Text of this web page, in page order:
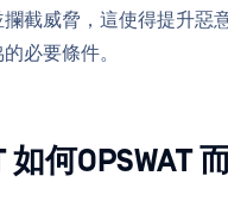
截威脅，這使得提升惡
必要條件。
如何OPSWAT